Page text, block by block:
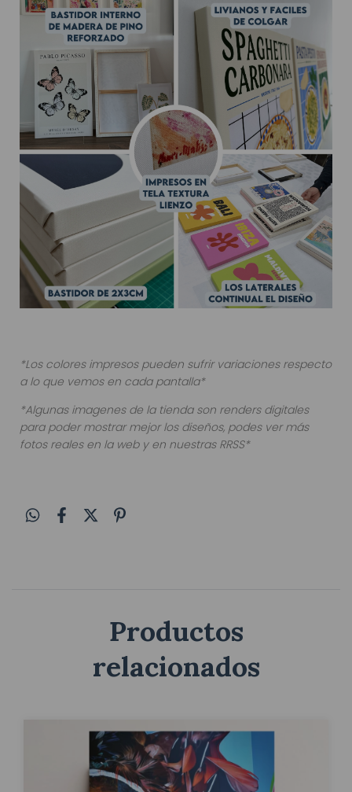
*Los colores impresos pueden sufrir variaciones respecto
a lo que vemos en cada pantalla*
*Algunas imagenes de la tienda son renders digitales
para poder mostrar mejor los diseños, podes ver más
fotos reales en la web y en nuestras RRSS*
Productos
relacionados